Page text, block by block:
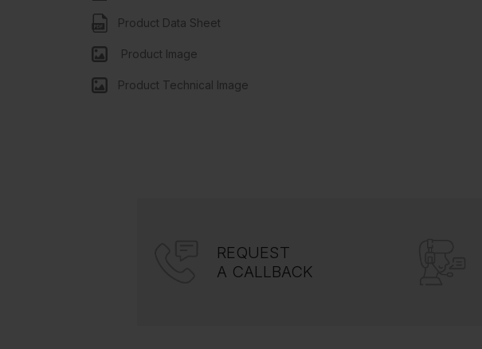
Product Data Sheet
Product Image
Product Technical Image
REQUEST
A CALLBACK